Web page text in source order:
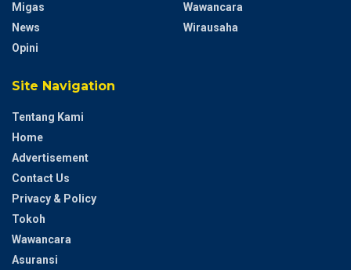
Migas
News
Opini
Wawancara
Wirausaha
Site Navigation
Tentang Kami
Home
Advertisement
Contact Us
Privacy & Policy
Tokoh
Wawancara
Asuransi